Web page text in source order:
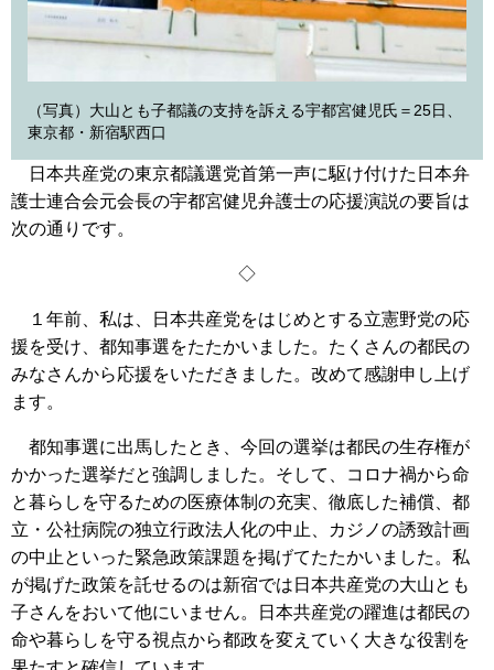
（写真）大山とも子都議の支持を訴える宇都宮健児氏＝25日、
東京都・新宿駅西口
日本共産党の東京都議選党首第一声に駆け付けた日本弁
護士連合会元会長の宇都宮健児弁護士の応援演説の要旨は
次の通りです。
◇
１年前、私は、日本共産党をはじめとする立憲野党の応
援を受け、都知事選をたたかいました。たくさんの都民の
みなさんから応援をいただきました。改めて感謝申し上げ
ます。
都知事選に出馬したとき、今回の選挙は都民の生存権が
かかった選挙だと強調しました。そして、コロナ禍から命
と暮らしを守るための医療体制の充実、徹底した補償、都
立・公社病院の独立行政法人化の中止、カジノの誘致計画
の中止といった緊急政策課題を掲げてたたかいました。私
が掲げた政策を託せるのは新宿では日本共産党の大山とも
子さんをおいて他にいません。日本共産党の躍進は都民の
命や暮らしを守る視点から都政を変えていく大きな役割を